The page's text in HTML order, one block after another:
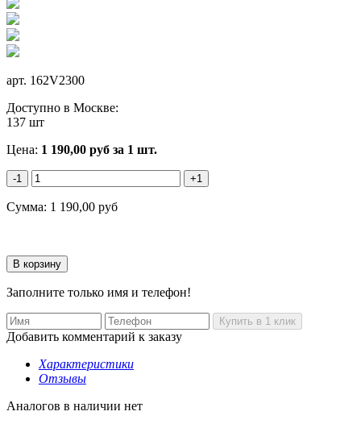
арт. 162V2300
Доступно в Москве:
137 шт
Цена: 1 190,00 руб за 1 шт.
-1 +1
Сумма: 1 190,00 руб
Заполните только имя и телефон!
Добавить комментарий к заказу
Характеристики
Отзывы
Аналогов в наличии нет